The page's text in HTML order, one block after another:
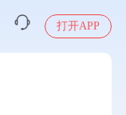
打开APP
豆薏米粉500g
套餐（女）
体检套餐